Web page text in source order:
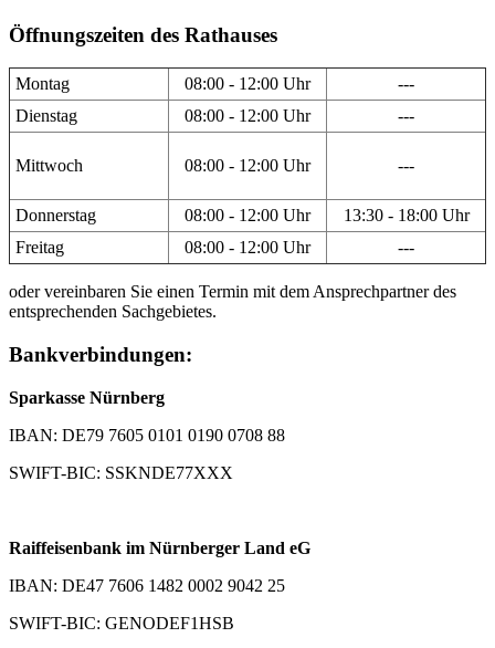
Öffnungszeiten des Rathauses
Montag 08:00 - 12:00 Uhr
---
Dienstag
08:00 - 12:00 Uhr ---
Mittwoch 08:00 - 12:00 Uhr ---
Donnerstag 08:00 - 12:00 Uhr
13:30 - 18:00 Uhr
Freitag
08:00 - 12:00 Uhr ---
oder vereinbaren Sie einen Termin mit dem Ansprechpartner des
entsprechenden Sachgebietes.
Bankverbindungen:
Sparkasse Nürnberg
IBAN: DE79 7605 0101 0190 0708 88
SWIFT-BIC: SSKNDE77XXX
Raiffeisenbank im Nürnberger Land eG
IBAN: DE47 7606 1482 0002 9042 25
SWIFT-BIC: GENODEF1HSB